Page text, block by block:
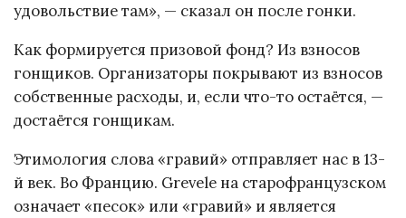
удовольствие там», — сказал он после гонки.
Как формируется призовой фонд? Из взносов
гонщиков. Организаторы покрывают из взносов
собственные расходы, и, если что-то остаётся, —
достаётся гонщикам.
Этимология слова «гравий» отправляет нас в 13-
й век. Во Францию. Grevele на старофранцузском
означает «песок» или «гравий» и является